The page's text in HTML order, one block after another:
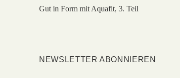
Gut in Form mit Aquafit, 3. Teil
NEWSLETTER ABONNIEREN